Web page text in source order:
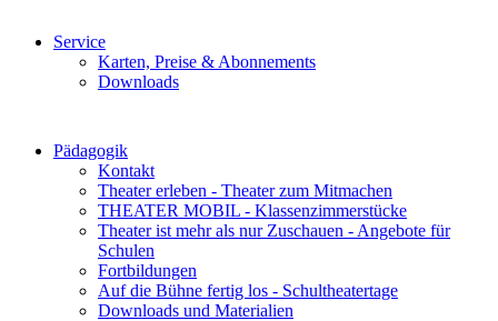
Service
Karten, Preise & Abonnements
Downloads
Pädagogik
Kontakt
Theater erleben - Theater zum Mitmachen
THEATER MOBIL - Klassenzimmerstücke
Theater ist mehr als nur Zuschauen - Angebote für
Schulen
Fortbildungen
Auf die Bühne fertig los - Schultheatertage
Downloads und Materialien